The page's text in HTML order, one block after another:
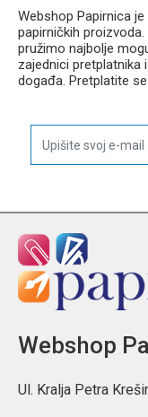
Webshop Papirnica
papirničkih
pružimo najbolje
zajednici pretplatnika
događa. Pretplatite
Webshop
Ul. Kralja Petra